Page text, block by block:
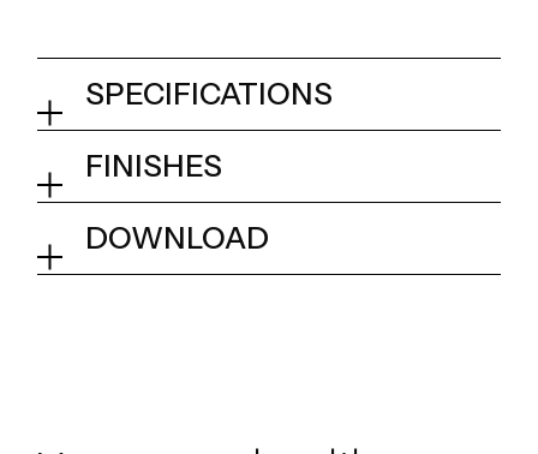
SPECIFICATIONS
False ceiling shower head
700x400 mm
Collection Aqua Blue Sound
FINISHES
02Q - Mirror Steel
DOWNLOAD
Tech info